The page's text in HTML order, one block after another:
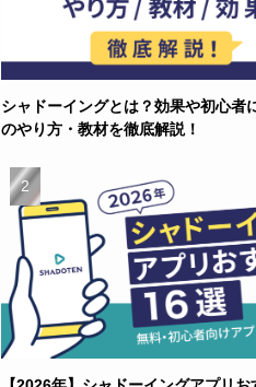
シャドーイングとは？効果や初心者
のやり方・教材を徹底解説！